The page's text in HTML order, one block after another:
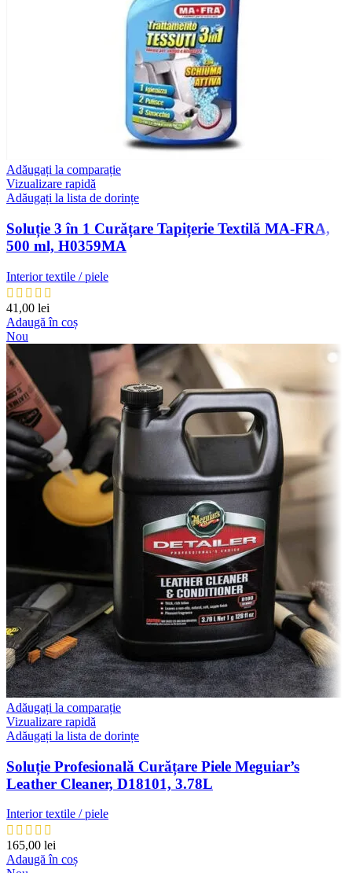
Adăugați la comparație
Vizualizare rapidă
Adăugați la lista de dorințe
Soluție 3 în 1 Curățare Tapițerie Textilă MA-FRA,
500 ml, H0359MA
Interior textile / piele
41,00 lei
Adaugă în coș
Nou
Adăugați la comparație
Vizualizare rapidă
Adăugați la lista de dorințe
Soluție Profesională Curățare Piele Meguiar’s
Leather Cleaner, D18101, 3.78L
Interior textile / piele
165,00 lei
Adaugă în coș